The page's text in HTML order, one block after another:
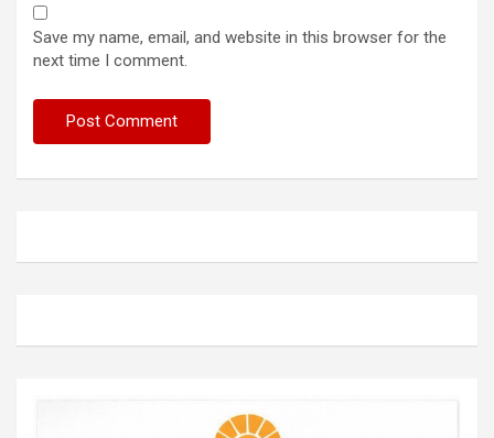
Save my name, email, and website in this browser for the
next time I comment.